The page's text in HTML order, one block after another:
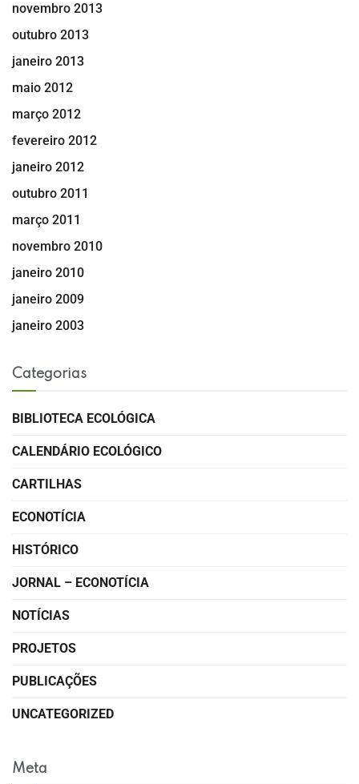
novembro 2013
outubro 2013
janeiro 2013
maio 2012
março 2012
fevereiro 2012
janeiro 2012
outubro 2011
março 2011
novembro 2010
janeiro 2010
janeiro 2009
janeiro 2003
Categorias
BIBLIOTECA ECOLÓGICA
CALENDÁRIO ECOLÓGICO
CARTILHAS
ECONOTÍCIA
HISTÓRICO
JORNAL – ECONOTÍCIA
NOTÍCIAS
PROJETOS
PUBLICAÇÕES
UNCATEGORIZED
Meta